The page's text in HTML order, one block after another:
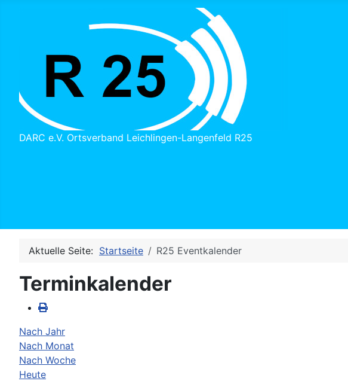
DARC e.V. Ortsverband Leichlingen-Langenfeld R25
Aktuelle Seite: Startseite R25 Eventkalender
Terminkalender
Nach Jahr
Nach Monat
Nach Woche
Heute